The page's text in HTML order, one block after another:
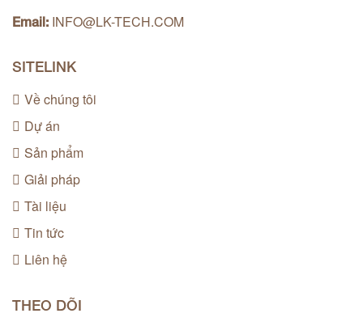
Email: INFO@LK-TECH.COM
SITELINK
Về chúng tôi
Dự án
Sản phẩm
Giải pháp
Tài liệu
Tin tức
Liên hệ
THEO DÕI